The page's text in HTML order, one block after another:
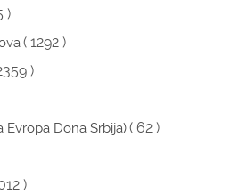
)
( 1292 )
)
Evropa Dona Srbija)( 62 )
)